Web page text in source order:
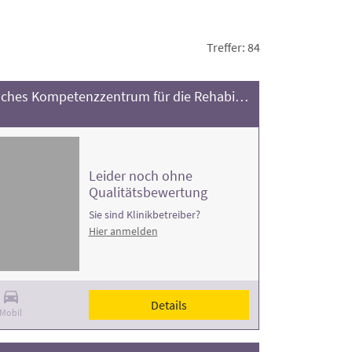
und vergleichen, zum Beispiel nach
leichter eine gute Rehaklinik für Onkologie,
Lymphdrainage ,Dialyseoder eine
Treffer: 84
Klinik Quellental - Urologisches Kompetenzzentrum für die Rehabilitation (UKR)
Mobil
Leider noch ohne
Qualitätsbewertung
Sie sind Klinikbetreiber?
Hier anmelden
Details